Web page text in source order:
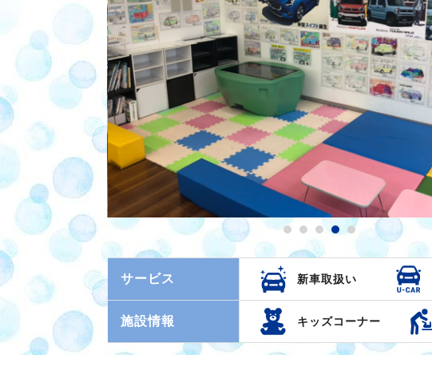
サービス 新車取扱い
施設情報 キッズコーナー